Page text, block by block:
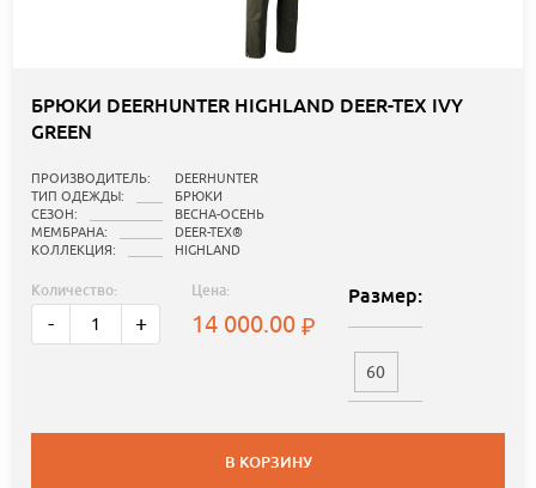
БРЮКИ DEERHUNTER HIGHLAND DEER-TEX IVY
GREEN
ПРОИЗВОДИТЕЛЬ:
DEERHUNTER
ТИП ОДЕЖДЫ:
БРЮКИ
СЕЗОН:
ВЕСНА-ОСЕНЬ
МЕМБРАНА:
DEER-TEX®
КОЛЛЕКЦИЯ:
HIGHLAND
Количество:
- +
Цена:
14 000.00
Размер:
60
В КОРЗИНУ